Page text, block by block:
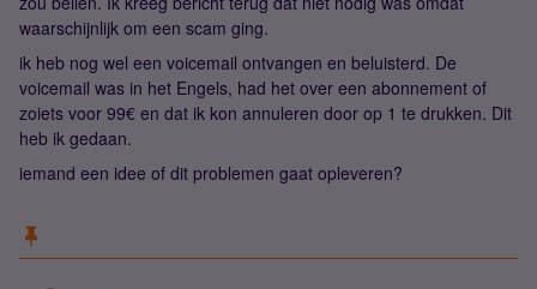
waarschijnlijk om een scam ging.
ik heb nog wel een voicemail ontvangen en beluisterd. De
voicemail was in het Engels, had het over een abonnement of
zoiets voor 99€ en dat ik kon annuleren door op 1 te drukken. Dit
heb ik gedaan.
iemand een idee of dit problemen gaat opleveren?